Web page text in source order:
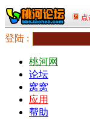
登陆 :
桃河网
论坛
窝窝
应用
帮助